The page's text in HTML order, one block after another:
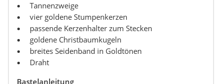
Tannenzweige
vier goldene Stumpenkerzen
passende Kerzenhalter zum Stecken
goldene Christbaumkugeln
breites Seidenband in Goldtönen
Draht
Bastelanleitung